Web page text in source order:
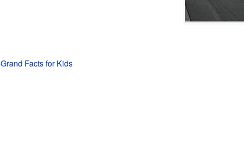
Facts for Kids